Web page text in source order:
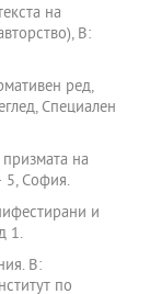
на
В:
ред,
Специален
на
5, София.
и
1.
В:
по